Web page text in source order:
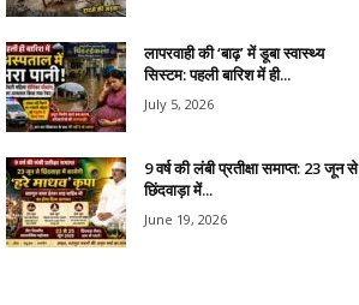
लापरवाही की ‘बाढ़’ में डूबा स्वास्थ्य
सिस्टम: पहली बारिश में ही...
July 5, 2026
9 वर्ष की लंबी प्रतीक्षा समाप्त: 23 जून से
छिंदवाड़ा में...
June 19, 2026